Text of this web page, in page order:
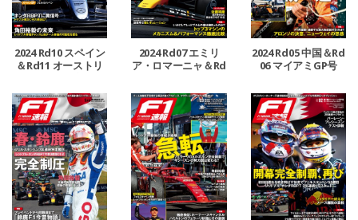
2024 Rd10 スペイン
＆Rd11 オーストリ
P号
2024 Rd07 エミリ
ア・ロマーニャ＆Rd
ナダGP号
2024 Rd05 中国＆Rd
06 マイアミGP号